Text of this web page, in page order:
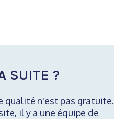
SUITE ?
qualité n'est pas gratuite.
il y a une équipe de